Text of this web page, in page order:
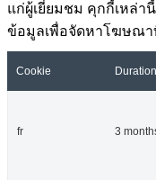
แก่ผู้เยี่ยมชม คุกกี้เหล่า
ข้อมูลเพื่อจัดหาโฆษณา
Cookie Duration
fr 3